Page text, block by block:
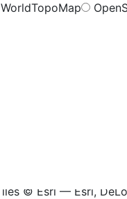
WorldTopoMap
© Esri — Esri,